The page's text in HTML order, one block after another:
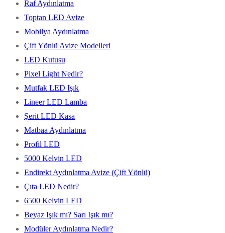
Raf Aydınlatma
Toptan LED Avize
Mobilya Aydınlatma
Çift Yönlü Avize Modelleri
LED Kutusu
Pixel Light Nedir?
Mutfak LED Işık
Lineer LED Lamba
Şerit LED Kasa
Matbaa Aydınlatma
Profil LED
5000 Kelvin LED
Endirekt Aydınlatma Avize (Çift Yönlü)
Çıta LED Nedir?
6500 Kelvin LED
Beyaz Işık mı? Sarı Işık mı?
Modüler Aydınlatma Nedir?